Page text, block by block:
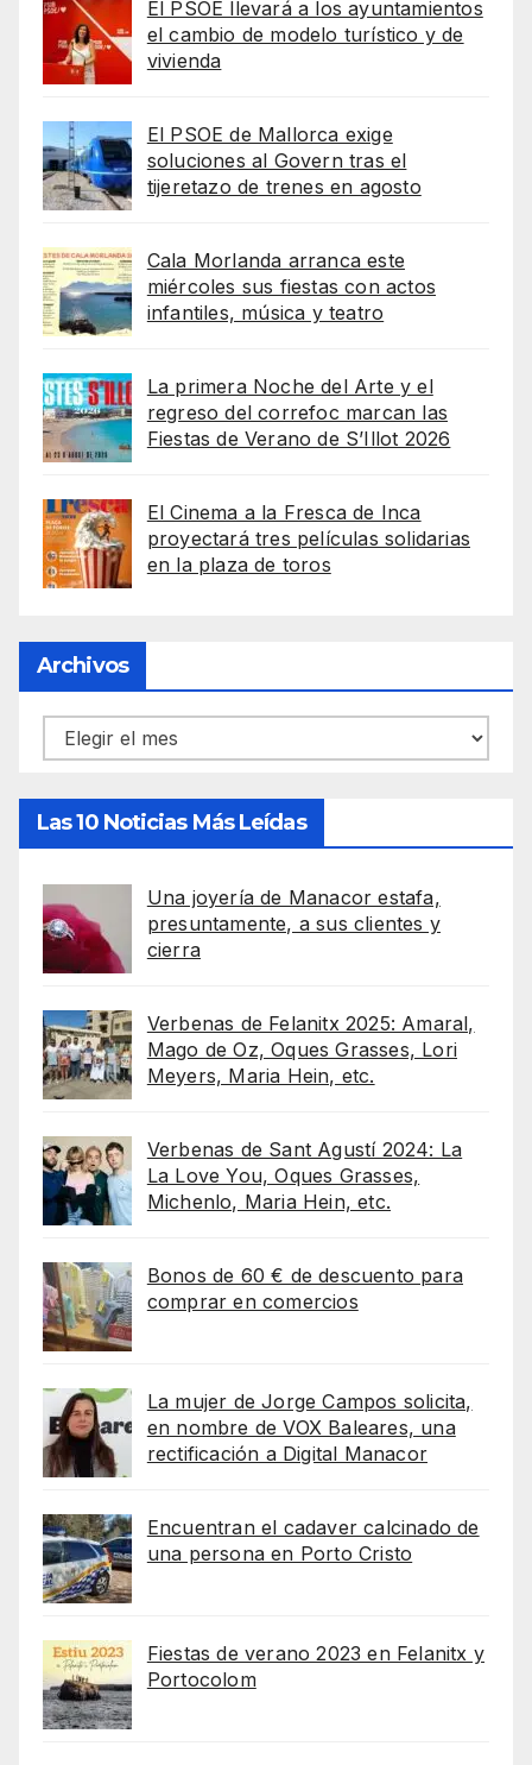
El PSOE llevará a los ayuntamientos
el cambio de modelo turístico y de
vivienda
El PSOE de Mallorca exige
soluciones al Govern tras el
tijeretazo de trenes en agosto
Cala Morlanda arranca este
miércoles sus fiestas con actos
infantiles, música y teatro
La primera Noche del Arte y el
regreso del correfoc marcan las
Fiestas de Verano de S’Illot 2026
El Cinema a la Fresca de Inca
proyectará tres películas solidarias
en la plaza de toros
Archivos
Archivos
Las 10 Noticias Más Leídas
Una joyería de Manacor estafa,
presuntamente, a sus clientes y
cierra
Verbenas de Felanitx 2025: Amaral,
Mago de Oz, Oques Grasses, Lori
Meyers, Maria Hein, etc.
Verbenas de Sant Agustí 2024: La
La Love You, Oques Grasses,
Michenlo, Maria Hein, etc.
Bonos de 60 € de descuento para
comprar en comercios
La mujer de Jorge Campos solicita,
en nombre de VOX Baleares, una
rectificación a Digital Manacor
Encuentran el cadaver calcinado de
una persona en Porto Cristo
Fiestas de verano 2023 en Felanitx y
Portocolom